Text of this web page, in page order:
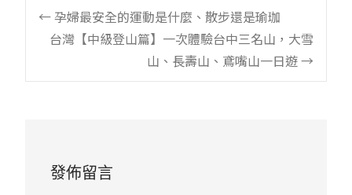
Post
navigation
←孕婦最安全的運動是什麼、散步還是瑜珈
台灣【中級登山篇】一次體驗台中三名山，大雪
山、長壽山、鳶嘴山一日遊→
發佈留言